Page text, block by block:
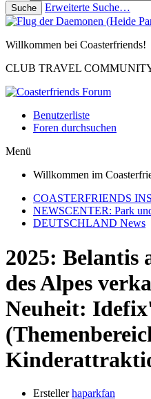
Suche Erweiterte Suche…
Willkommen bei Coasterfriends!
CLUB TRAVEL
Benutzerliste
Foren durchsuchen
Menü
Willkommen im
COASTERFRIENDS
NEWSCENTER: Park
DEUTSCHLAND News
2025: Belantis
des Alpes
Neuheit:
Ersteller haparkfan